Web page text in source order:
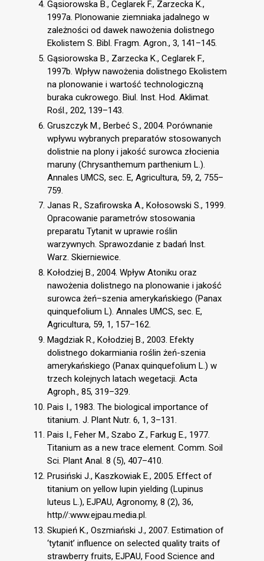
Gąsiorowska B., Ceglarek F., Zarzecka K.,
1997a. Plonowanie ziemniaka jadalnego w
zależności od dawek nawożenia dolistnego
Ekolistem S. Bibl. Fragm. Agron., 3, 141–145.
Gąsiorowska B., Zarzecka K., Ceglarek F.,
1997b. Wpływ nawożenia dolistnego Ekolistem
na plonowanie i wartość technologiczną
buraka cukrowego. Biul. Inst. Hod. Aklimat.
Rośl., 202, 139–143.
Gruszczyk M., Berbeć S., 2004. Porównanie
wpływu wybranych preparatów stosowanych
dolistnie na plony i jakość surowca złocienia
maruny (Chrysanthemum parthenium L.).
Annales UMCS, sec. E, Agricultura, 59, 2, 755–
759.
Janas R., Szafirowska A., Kołosowski S., 1999.
Opracowanie parametrów stosowania
preparatu Tytanit w uprawie roślin
warzywnych. Sprawozdanie z badań Inst.
Warz. Skierniewice.
Kołodziej B., 2004. Wpływ Atoniku oraz
nawożenia dolistnego na plonowanie i jakość
surowca żeń–szenia amerykańskiego (Panax
quinquefolium L). Annales UMCS, sec. E,
Agricultura, 59, 1, 157–162.
Magdziak R., Kołodziej B., 2003. Efekty
dolistnego dokarmiania roślin żeń-szenia
amerykańskiego (Panax quinquefolium L.) w
trzech kolejnych latach wegetacji. Acta
Agroph., 85, 319–329.
Pais I., 1983. The biological importance of
titanium. J. Plant Nutr. 6, 1, 3–131.
Pais I., Feher M., Szabo Z., Farkug E., 1977.
Titanium as a new trace element. Comm. Soil
Sci. Plant Anal. 8 (5), 407–410.
Prusiński J., Kaszkowiak E., 2005. Effect of
titanium on yellow lupin yielding (Lupinus
luteus L.), EJPAU, Agronomy, 8 (2), 36,
http//:www.ejpau.media.pl.
Skupień K., Oszmiański J., 2007. Estimation of
‘tytanit’ influence on selected quality traits of
strawberry fruits, EJPAU, Food Science and